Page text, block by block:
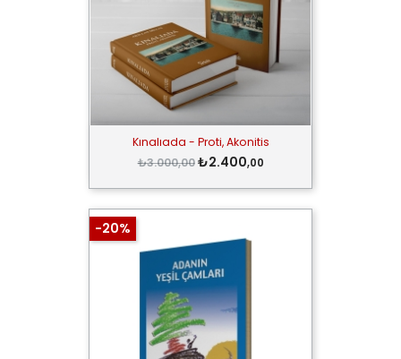
Kınalıada - Proti, Akonitis
₺3.000,00 ₺2.400,00
-20%